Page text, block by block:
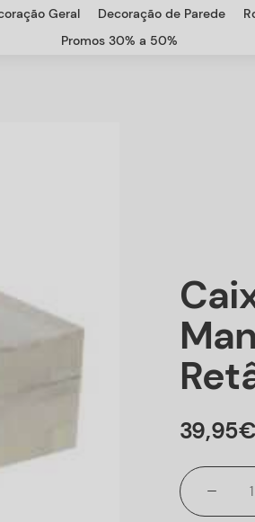
Geral Decoração de Parede
Promos 30% a 50%
39,95€